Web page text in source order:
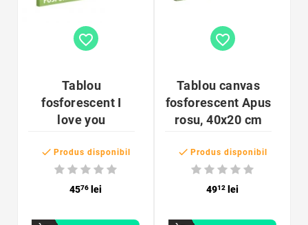
favorite_border
Tablou
fosforescent I
love you
 Produs disponibil
4576 lei
favorite_border
Tablou canvas
fosforescent Apus
rosu, 40x20 cm
 Produs disponibil
4912 lei